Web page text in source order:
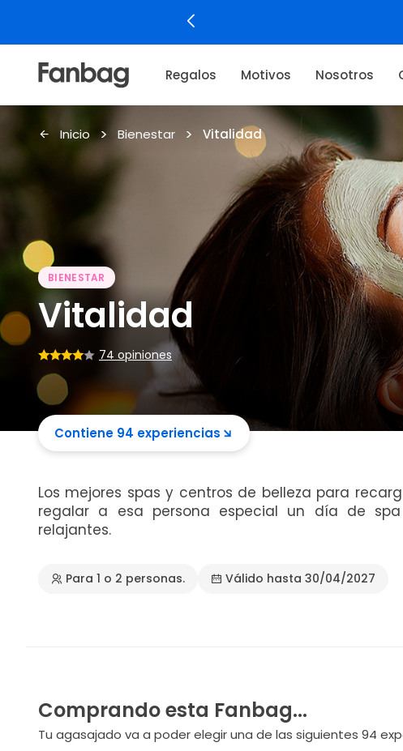
Regalos Motivos Nosotros
Inicio Bienestar Vitalidad
BIENESTAR
Vitalidad
74 opiniones
Contiene 94 experiencias
Los mejores spas y centros de belleza para
regalar a esa persona especial un día de
relajantes.
Para 1 o 2 personas. Válido hasta 30/04/2027
Comprando esta Fanbag...
Tu agasajado va a poder elegir una de las siguientes 94